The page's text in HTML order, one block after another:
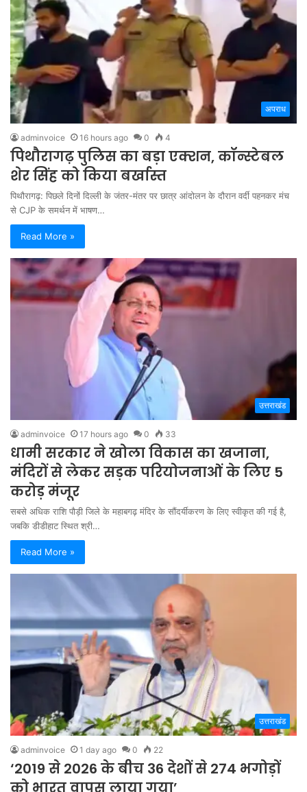
अपराध
adminvoice 16 hours ago 0 4
पिथौरागढ़ पुलिस का बड़ा एक्शन, कॉन्स्टेबल
शेर सिंह को किया बर्खास्त
पिथौरागढ़: पिछले दिनों दिल्ली के जंतर-मंतर पर छात्र आंदोलन के दौरान वर्दी पहनकर मंच
से CJP के समर्थन में भाषण…
Read More »
उत्तराखंड
adminvoice 17 hours ago 0 33
धामी सरकार ने खोला विकास का खजाना,
मंदिरों से लेकर सड़क परियोजनाओं के लिए 5
करोड़ मंजूर
सबसे अधिक राशि पौड़ी जिले के महाबगढ़ मंदिर के सौंदर्यीकरण के लिए स्वीकृत की गई है,
जबकि डीडीहाट स्थित श्री…
Read More »
उत्तराखंड
adminvoice 1 day ago 0 22
‘2019 से 2026 के बीच 36 देशों से 274 भगोड़ों
को भारत वापस लाया गया’